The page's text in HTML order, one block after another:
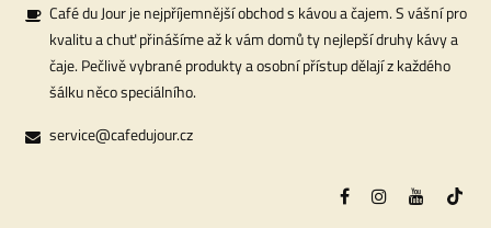
Café du Jour je nejpříjemnější obchod s kávou a čajem. S vášní pro
kvalitu a chuť přinášíme až k vám domů ty nejlepší druhy kávy a
čaje. Pečlivě vybrané produkty a osobní přístup dělají z každého
šálku něco speciálního.
service@cafedujour.cz